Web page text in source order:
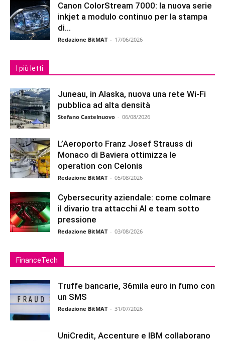
Canon ColorStream 7000: la nuova serie
inkjet a modulo continuo per la stampa
di...
Redazione BitMAT - 17/06/2026
I più letti
Juneau, in Alaska, nuova una rete Wi-Fi
pubblica ad alta densità
Stefano Castelnuovo - 06/08/2026
L’Aeroporto Franz Josef Strauss di
Monaco di Baviera ottimizza le
operation con Celonis
Redazione BitMAT - 05/08/2026
Cybersecurity aziendale: come colmare
il divario tra attacchi AI e team sotto
pressione
Redazione BitMAT - 03/08/2026
FinanceTech
Truffe bancarie, 36mila euro in fumo con
un SMS
Redazione BitMAT - 31/07/2026
UniCredit, Accenture e IBM collaborano